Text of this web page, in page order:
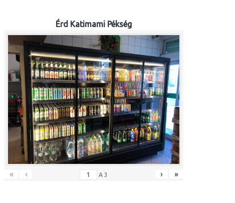
Érd Katimami Pékség
« ‹ A 3 › »